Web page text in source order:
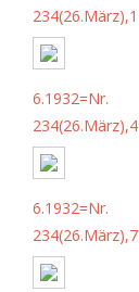
234(26.März),1
6.1932=Nr.
234(26.März),4
6.1932=Nr.
234(26.März),7